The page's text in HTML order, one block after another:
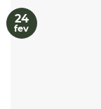
24
fev